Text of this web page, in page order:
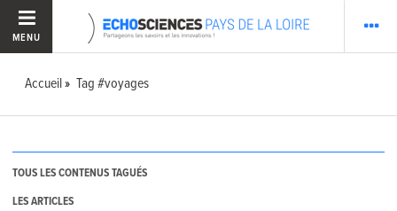
MENU
Accueil Tag #voyages
TOUS LES CONTENUS TAGUÉS
LES ARTICLES